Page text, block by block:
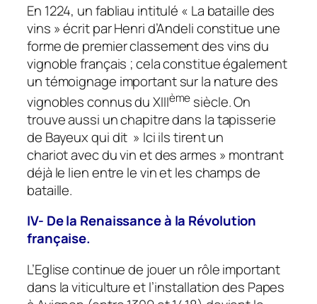
En 1224, un fabliau intitulé « La bataille des
vins » écrit par Henri d’Andeli constitue une
forme de premier classement des vins du
vignoble français ; cela constitue également
un témoignage important sur la nature des
vignobles connus du XIIIème siècle. On
trouve aussi un chapitre dans la tapisserie
de Bayeux qui dit » Ici ils tirent un
chariot avec du vin et des armes » montrant
déjà le lien entre le vin et les champs de
bataille.
IV- De la Renaissance à la Révolution
française.
L’Eglise continue de jouer un rôle important
dans la viticulture et l’installation des Papes